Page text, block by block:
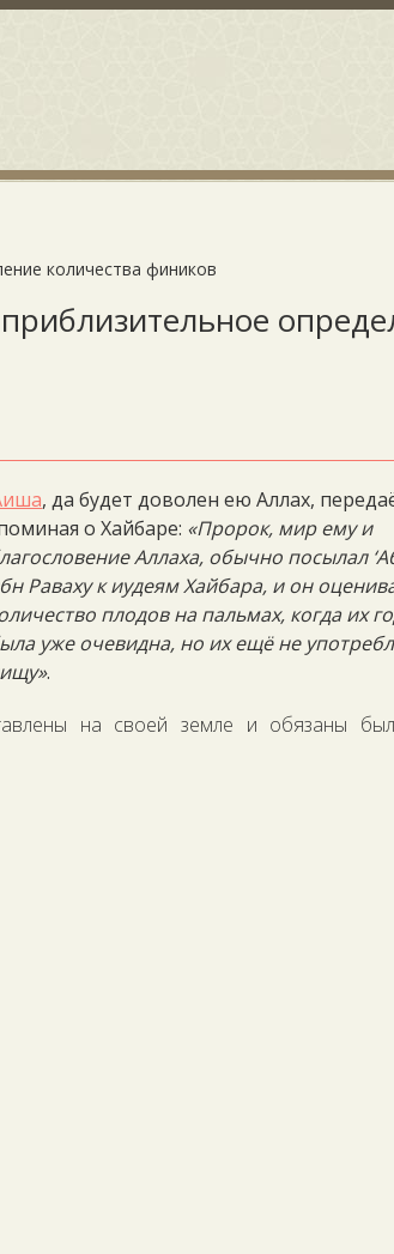
количества фиников
, да будет доволен ею Аллах,
о Хайбаре: «Пророк, мир ему и
Аллаха, обычно посылал
Раваху к иудеям Хайбара, и он
плодов на пальмах, когда их
уже очевидна, но их ещё не
.
на своей земле и обязаны